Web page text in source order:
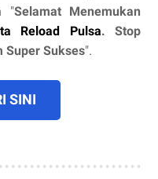
"Selamat Menemukan
Reload Pulsa. Stop
Super Sukses".
SINI